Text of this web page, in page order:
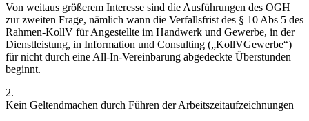
Von weitaus größerem Interesse sind die Ausführungen des OGH
zur zweiten Frage, nämlich wann die Verfallsfrist des § 10 Abs 5 des
Rahmen-KollV für Angestellte im Handwerk und Gewerbe, in der
Dienstleistung, in Information und Consulting („KollVGewerbe“)
für nicht durch eine All-In-Vereinbarung abgedeckte Überstunden
beginnt.
2.
Kein Geltendmachen durch Führen der Arbeitszeitaufzeichnungen